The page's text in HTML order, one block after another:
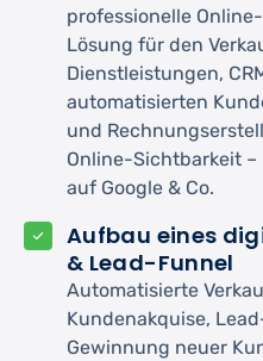
professionelle
Lösung für den
Dienstleistungen,
automatisierten
und
Online-Sichtbarkeit
auf Google & Co.
Aufbau eines
& Lead-Funnel
Automatisierte
Kundenakquise,
Gewinnung neuer